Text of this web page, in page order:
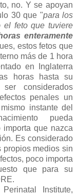
no. Y se apoyan
30 que "para los
el feto que tuviere
enteramente
estos fetos que
más de 1 hora
en Inglaterra
horas hasta su
considerados
penales un
instante del
pueda
importa que nazca
Es considerado
propios medios sin
poco importa
que para su
Institute,